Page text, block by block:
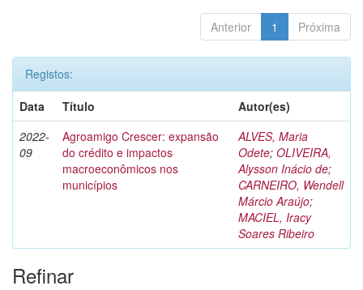
Anterior 1 Próxima
Registos:
Data
Título
Autor(es)
2022-
09
Agroamigo Crescer: expansão
do crédito e impactos
macroeconômicos nos
municípios
ALVES, Maria
Odete; OLIVEIRA,
Alysson Inácio de;
CARNEIRO, Wendell
Márcio Araújo;
MACIEL, Iracy
Soares Ribeiro
Refinar